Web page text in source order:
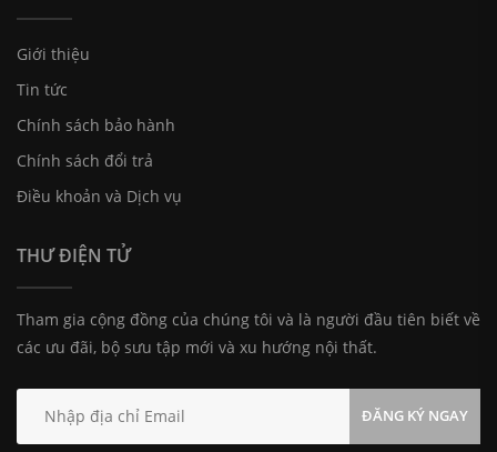
Giới thiệu
Tin tức
Chính sách bảo hành
Chính sách đổi trả
Điều khoản và Dịch vụ
THƯ ĐIỆN TỬ
Tham gia cộng đồng của chúng tôi và là người đầu tiên biết về
các ưu đãi, bộ sưu tập mới và xu hướng nội thất.
ĐĂNG KÝ NGAY